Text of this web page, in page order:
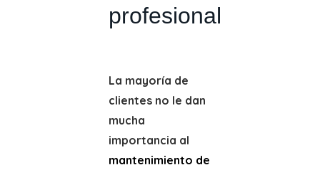
profesional
La mayoría de
clientes no le dan
mucha
importancia al
mantenimiento de